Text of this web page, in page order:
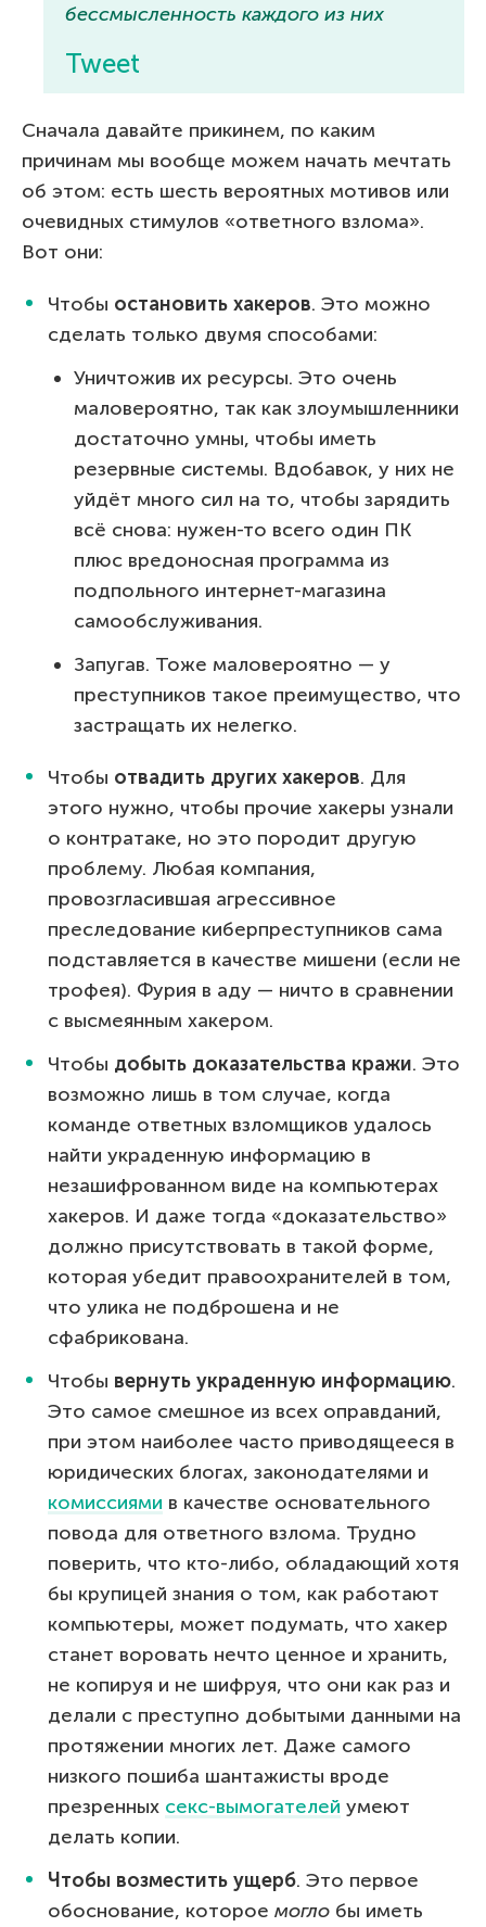
бессмысленность каждого из них
Tweet
Сначала давайте прикинем, по каким
причинам мы вообще можем начать мечтать
об этом: есть шесть вероятных мотивов или
очевидных стимулов «ответного взлома».
Вот они:
Чтобы остановить хакеров. Это можно
сделать только двумя способами:
Уничтожив их ресурсы. Это очень
маловероятно, так как злоумышленники
достаточно умны, чтобы иметь
резервные системы. Вдобавок, у них не
уйдёт много сил на то, чтобы зарядить
всё снова: нужен-то всего один ПК
плюс вредоносная программа из
подпольного интернет-магазина
самообслуживания.
Запугав. Тоже маловероятно — у
преступников такое преимущество, что
застращать их нелегко.
Чтобы отвадить других хакеров. Для
этого нужно, чтобы прочие хакеры узнали
о контратаке, но это породит другую
проблему. Любая компания,
провозгласившая агрессивное
преследование киберпреступников сама
подставляется в качестве мишени (если не
трофея). Фурия в аду — ничто в сравнении
с высмеянным хакером.
Чтобы добыть доказательства кражи. Это
возможно лишь в том случае, когда
команде ответных взломщиков удалось
найти украденную информацию в
незашифрованном виде на компьютерах
хакеров. И даже тогда «доказательство»
должно присутствовать в такой форме,
которая убедит правоохранителей в том,
что улика не подброшена и не
сфабрикована.
Чтобы вернуть украденную информацию.
Это самое смешное из всех оправданий,
при этом наиболее часто приводящееся в
юридических блогах, законодателями и
комиссиями в качестве основательного
повода для ответного взлома. Трудно
поверить, что кто-либо, обладающий хотя
бы крупицей знания о том, как работают
компьютеры, может подумать, что хакер
станет воровать нечто ценное и хранить,
не копируя и не шифруя, что они как раз и
делали с преступно добытыми данными на
протяжении многих лет. Даже самого
низкого пошиба шантажисты вроде
презренных секс-вымогателей умеют
делать копии.
Чтобы возместить ущерб. Это первое
обоснование, которое могло бы иметь